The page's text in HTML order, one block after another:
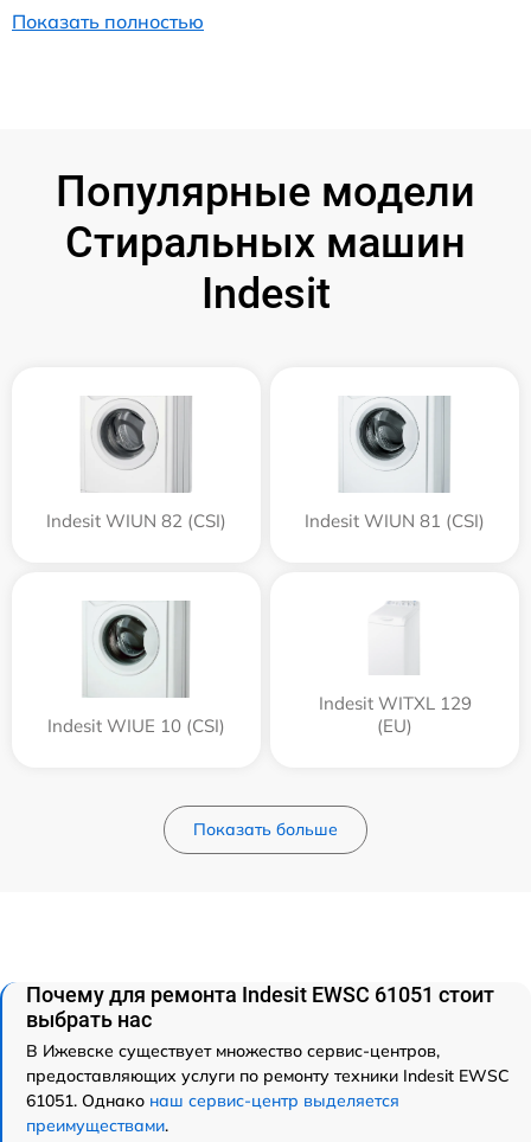
Показать полностью
Популярные модели
Стиральных машин
Indesit
Indesit WIUN 82 (CSI) Indesit WIUN 81 (CSI)
Indesit WIUE 10 (CSI)
Indesit WITXL 129
(EU)
Показать больше
Почему для ремонта Indesit EWSC 61051 стоит
выбрать нас
В Ижевске существует множество сервис-центров,
предоставляющих услуги по ремонту техники Indesit EWSC
61051. Однако наш сервис-центр выделяется
преимуществами.